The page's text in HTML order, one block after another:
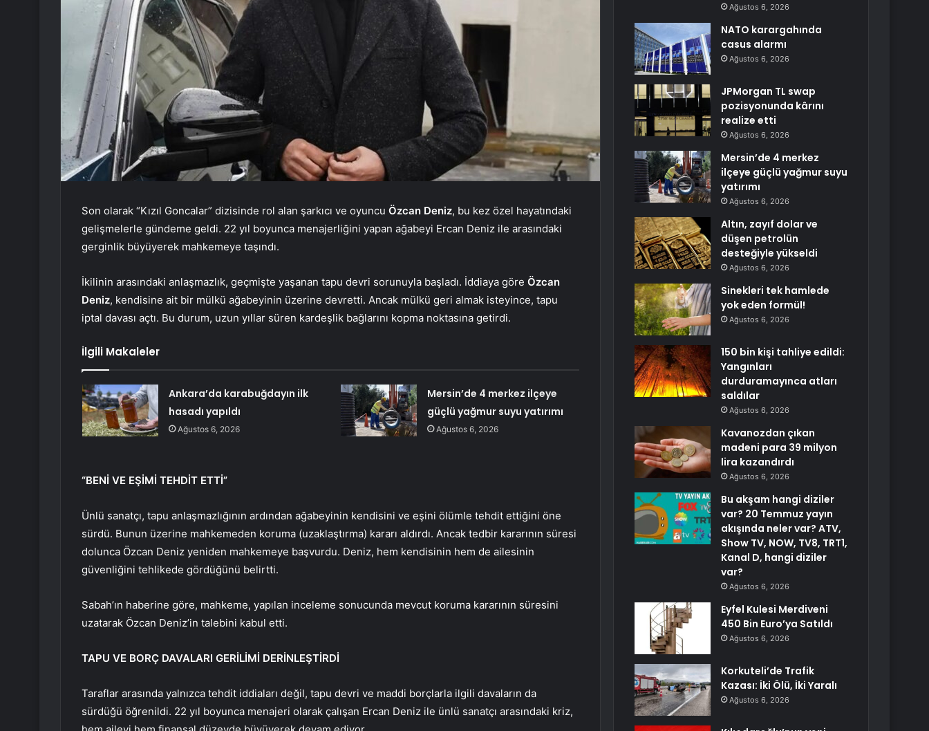
Son olarak “Kızıl Goncalar” dizisinde rol alan şarkıcı ve oyuncu Özcan Deniz, bu kez özel hayatındaki
gelişmelerle gündeme geldi. 22 yıl boyunca menajerliğini yapan ağabeyi Ercan Deniz ile arasındaki
gerginlik büyüyerek mahkemeye taşındı.
İkilinin arasındaki anlaşmazlık, geçmişte yaşanan tapu devri sorunuyla başladı. İddiaya göre Özcan
Deniz, kendisine ait bir mülkü ağabeyinin üzerine devretti. Ancak mülkü geri almak isteyince, tapu
iptal davası açtı. Bu durum, uzun yıllar süren kardeşlik bağlarını kopma noktasına getirdi.
İlgili Makaleler
Ankara’da karabuğdayın ilk
hasadı yapıldı
Ağustos 6, 2026
Mersin’de 4 merkez ilçeye
güçlü yağmur suyu yatırımı
Ağustos 6, 2026
“BENİ VE EŞİMİ TEHDİT ETTİ”
Ünlü sanatçı, tapu anlaşmazlığının ardından ağabeyinin kendisini ve eşini ölümle tehdit ettiğini öne
sürdü. Bunun üzerine mahkemeden koruma (uzaklaştırma) kararı aldırdı. Ancak tedbir kararının süresi
dolunca Özcan Deniz yeniden mahkemeye başvurdu. Deniz, hem kendisinin hem de ailesinin
güvenliğini tehlikede gördüğünü belirtti.
Sabah’ın haberine göre, mahkeme, yapılan inceleme sonucunda mevcut koruma kararının süresini
uzatarak Özcan Deniz’in talebini kabul etti.
TAPU VE BORÇ DAVALARI GERİLİMİ DERİNLEŞTİRDİ
Taraflar arasında yalnızca tehdit iddiaları değil, tapu devri ve maddi borçlarla ilgili davaların da
sürdüğü öğrenildi. 22 yıl boyunca menajeri olarak çalışan Ercan Deniz ile ünlü sanatçı arasındaki kriz,
Ağustos 6, 2026
NATO karargahında
casus alarmı
Ağustos 6, 2026
JPMorgan TL swap
pozisyonunda kârını
realize etti
Ağustos 6, 2026
Mersin’de 4 merkez
ilçeye güçlü yağmur suyu
yatırımı
Ağustos 6, 2026
Altın, zayıf dolar ve
düşen petrolün
desteğiyle yükseldi
Ağustos 6, 2026
Sinekleri tek hamlede
yok eden formül!
Ağustos 6, 2026
150 bin kişi tahliye edildi:
Yangınları
durduramayınca atları
saldılar
Ağustos 6, 2026
Kavanozdan çıkan
madeni para 39 milyon
lira kazandırdı
Ağustos 6, 2026
Bu akşam hangi diziler
var? 20 Temmuz yayın
akışında neler var? ATV,
Show TV, NOW, TV8, TRT1,
Kanal D, hangi diziler
var?
Ağustos 6, 2026
Eyfel Kulesi Merdiveni
450 Bin Euro’ya Satıldı
Ağustos 6, 2026
Korkuteli’de Trafik
Kazası: İki Ölü, İki Yaralı
Ağustos 6, 2026